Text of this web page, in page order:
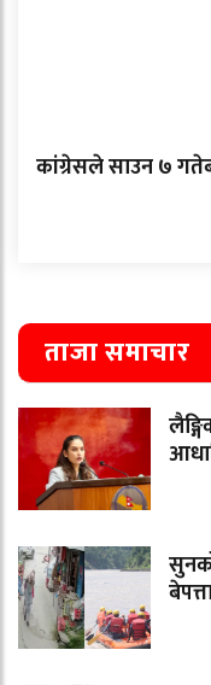
कांग्रेसले साउन ७
ताजा समाचार